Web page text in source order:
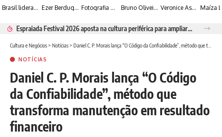
Brasil lidera crescimento entre os 15 maiores mercados globais de viagens corporativas Ezer Berdugo transforma experiências multiculturais e memórias em narrativas visuais por meio da fotografia Fotografia de Fátima Carlini transforma paisagens naturais em experiências de contemplação Bruno Oliveira retrata o cotidiano urbano por meio da fotografia em preto e branco Veronice Assini Saes transforma a natureza em fotografias marcadas pela sensibilidade
Espraiada Festival 2026 aposta na cultura periférica para ampliar oportunidades na zona sul
Cultura e Negócios> Notícias> Daniel C. P. Morais lança “O Código da Confiabilidade”, método que transforma manutenção em resultado financeiro
NOTÍCIAS
Daniel C. P. Morais lança “O Código
da Confiabilidade”, método que
transforma manutenção em resultado
financeiro